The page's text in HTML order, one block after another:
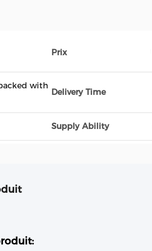
Prix
with
Delivery Time
Supply Ability